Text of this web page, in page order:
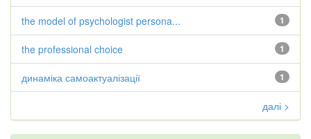
1
the model of psychologist persona...
1
the professional choice
1
динаміка самоактуалізації
далі >